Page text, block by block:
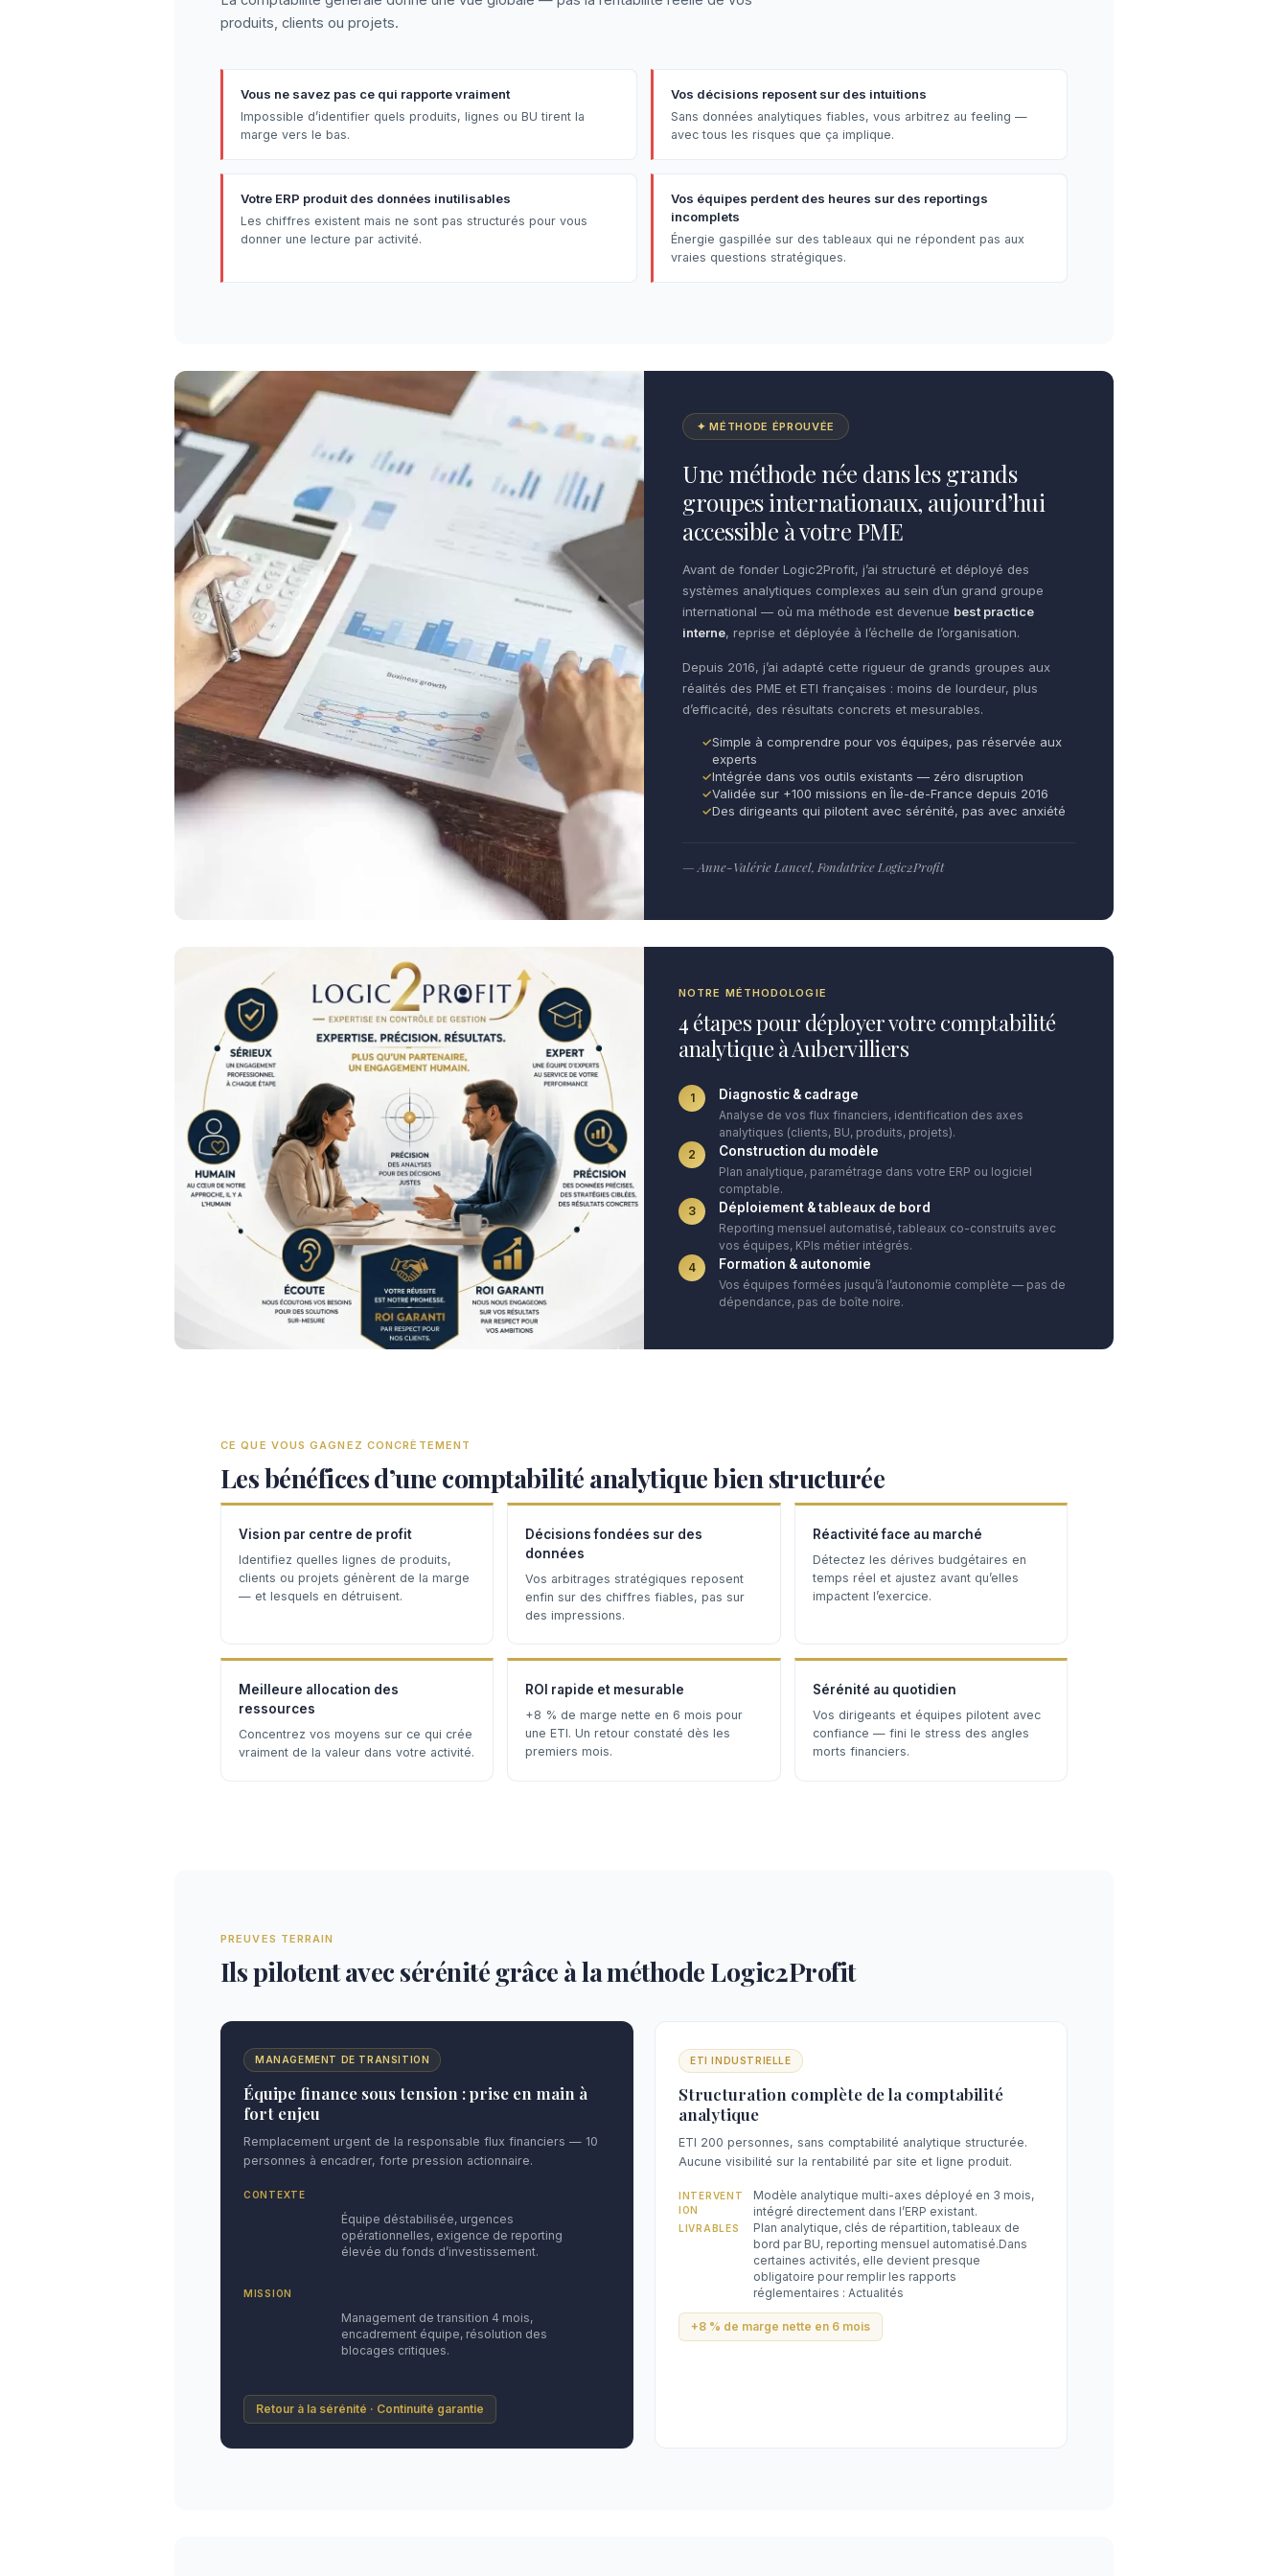
produits, clients ou projets.
Vous ne savez pas ce qui rapporte vraiment
Impossible d’identifier quels produits, lignes ou BU tirent la
marge vers le bas.
Vos décisions reposent sur des intuitions
Sans données analytiques fiables, vous arbitrez au feeling —
avec tous les risques que ça implique.
Votre ERP produit des données inutilisables
Les chiffres existent mais ne sont pas structurés pour vous
donner une lecture par activité.
Vos équipes perdent des heures sur des reportings
incomplets
Énergie gaspillée sur des tableaux qui ne répondent pas aux
vraies questions stratégiques.
✦ MÉTHODE ÉPROUVÉE
Une méthode née dans les grands
groupes internationaux, aujourd’hui
accessible à votre PME
Avant de fonder Logic2Profit, j’ai structuré et déployé des
systèmes analytiques complexes au sein d’un grand groupe
international — où ma méthode est devenue best practice
interne, reprise et déployée à l’échelle de l’organisation.
Depuis 2016, j’ai adapté cette rigueur de grands groupes aux
réalités des PME et ETI françaises : moins de lourdeur, plus
d’efficacité, des résultats concrets et mesurables.
Simple à comprendre pour vos équipes, pas réservée aux
experts
Intégrée dans vos outils existants — zéro disruption
Validée sur +100 missions en Île-de-France depuis 2016
Des dirigeants qui pilotent avec sérénité, pas avec anxiété
— Anne-Valérie Lancel, Fondatrice Logic2Profit
NOTRE MÉTHODOLOGIE
4 étapes pour déployer votre comptabilité
analytique à Aubervilliers
1 Diagnostic & cadrage
Analyse de vos flux financiers, identification des axes
analytiques (clients, BU, produits, projets).
2
Construction du modèle
Plan analytique, paramétrage dans votre ERP ou logiciel
comptable.
3
Déploiement & tableaux de bord
Reporting mensuel automatisé, tableaux co-construits avec
vos équipes, KPIs métier intégrés.
4
Formation & autonomie
Vos équipes formées jusqu’à l’autonomie complète — pas de
dépendance, pas de boîte noire.
CE QUE VOUS GAGNEZ CONCRÈTEMENT
Les bénéfices d’une comptabilité analytique bien structurée
Vision par centre de profit
Identifiez quelles lignes de produits,
clients ou projets génèrent de la marge
— et lesquels en détruisent.
Décisions fondées sur des
données
Vos arbitrages stratégiques reposent
enfin sur des chiffres fiables, pas sur
des impressions.
Réactivité face au marché
Détectez les dérives budgétaires en
temps réel et ajustez avant qu’elles
impactent l’exercice.
Meilleure allocation des
ressources
Concentrez vos moyens sur ce qui crée
vraiment de la valeur dans votre activité.
ROI rapide et mesurable
+8 % de marge nette en 6 mois pour
une ETI. Un retour constaté dès les
premiers mois.
Sérénité au quotidien
Vos dirigeants et équipes pilotent avec
confiance — fini le stress des angles
morts financiers.
PREUVES TERRAIN
Ils pilotent avec sérénité grâce à la méthode Logic2Profit
MANAGEMENT DE TRANSITION
Équipe finance sous tension : prise en main à
fort enjeu
Remplacement urgent de la responsable flux financiers — 10
personnes à encadrer, forte pression actionnaire.
CONTEXTE
Équipe déstabilisée, urgences
opérationnelles, exigence de reporting
élevée du fonds d’investissement.
MISSION
Management de transition 4 mois,
encadrement équipe, résolution des
blocages critiques.
Retour à la sérénité · Continuité garantie
ETI INDUSTRIELLE
Structuration complète de la comptabilité
analytique
ETI 200 personnes, sans comptabilité analytique structurée.
Aucune visibilité sur la rentabilité par site et ligne produit.
INTERVENT
ION
Modèle analytique multi-axes déployé en 3 mois,
intégré directement dans l’ERP existant.
LIVRABLES
Plan analytique, clés de répartition, tableaux de
bord par BU, reporting mensuel automatisé.Dans
certaines activités, elle devient presque
obligatoire pour remplir les rapports
réglementaires : Actualités
+8 % de marge nette en 6 mois